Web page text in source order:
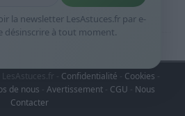
- Confidentialité Cookies -
de nous - Avertissement - CGU - Nous
Contacter
la newsletter LesAstuces.fr par e-
désinscrire à tout moment.